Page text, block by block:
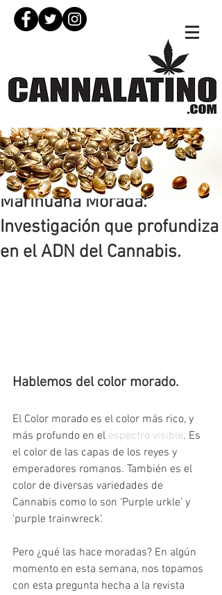
Marihuana Morada:
Investigación que profundiza
en el ADN del Cannabis.
30 jun 2023
Hablemos del color morado.
El Color morado es el color más rico, y
más profundo en el espectro visible. Es
el color de las capas de los reyes y
emperadores romanos. También es el
color de diversas variedades de
Cannabis como lo son ‘Purple urkle’ y
‘purple trainwreck’.
Pero ¿qué las hace moradas? En algún
momento en esta semana, nos topamos
con esta pregunta hecha a la revista